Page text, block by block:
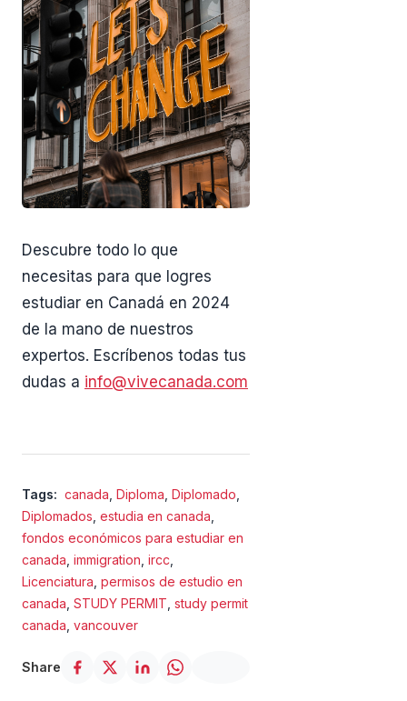
Descubre todo lo que
necesitas para que logres
estudiar en Canadá en 2024
de la mano de nuestros
expertos. Escríbenos todas tus
dudas a info@vivecanada.com
Tags: canada Diploma Diplomado
Diplomados estudia en canada
fondos económicos para estudiar en
canada immigration ircc
Licenciatura permisos de estudio en
canada STUDY PERMIT study permit
canada vancouver
Share